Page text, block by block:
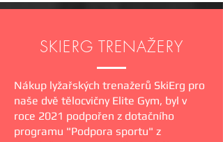
SKIERG TRENAŽERY
Nákup lyžařských trenažerů SkiErg pro
naše dvě tělocvičny Elite Gym, byl v
roce 2021 podpořen z dotačního
programu "Podpora sportu" z